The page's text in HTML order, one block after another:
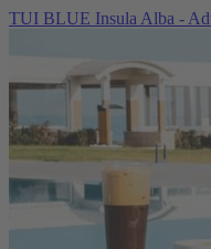
TUI BLUE Insula Alba -